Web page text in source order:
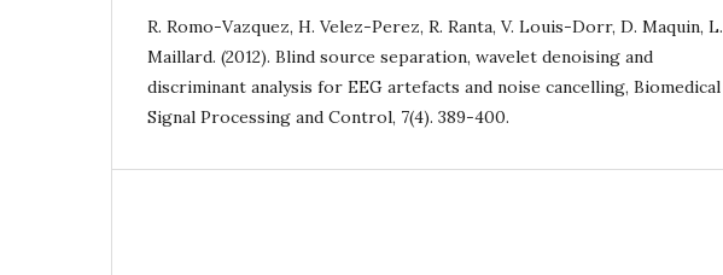
R. Romo-Vazquez, H. Velez-Perez, R. Ranta, V. Louis-Dorr, D. Maquin, L.
Maillard. (2012). Blind source separation, wavelet denoising and
discriminant analysis for EEG artefacts and noise cancelling, Biomedical
Signal Processing and Control, 7(4). 389-400.